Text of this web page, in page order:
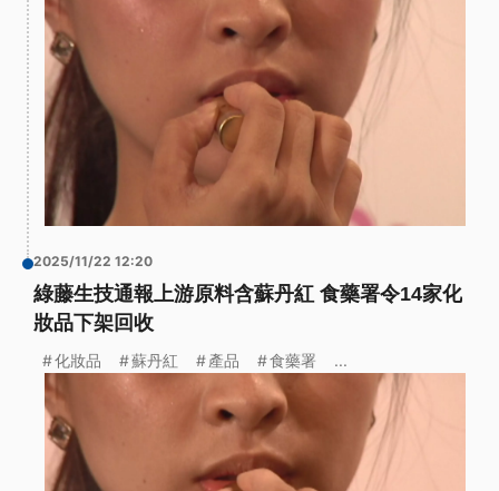
2025/11/22 12:20
綠藤生技通報上游原料含蘇丹紅 食藥署令14家化
妝品下架回收
化妝品 蘇丹紅 產品 食藥署 ...